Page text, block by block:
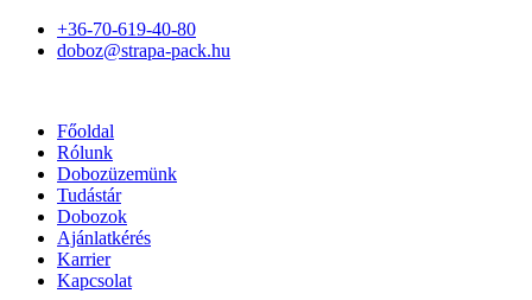
+36-70-619-40-80
doboz@strapa-pack.hu
Főoldal
Rólunk
Dobozüzemünk
Tudástár
Dobozok
Ajánlatkérés
Karrier
Kapcsolat